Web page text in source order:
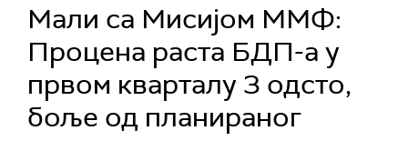
Мали са Мисијом ММФ:
Процена раста БДП-а у
првом кварталу 3 одсто,
боље од планираног